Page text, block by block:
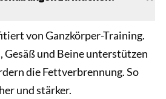
von Ganzkörper-Training.
Gesäß und Beine unterstützen
die Fettverbrennung. So
und stärker.